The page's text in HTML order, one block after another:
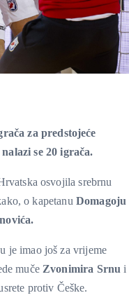
za predstojeće
se 20 igrača.
osvojila srebrnu
o kapetanu Domagoju
je imao još za vrijeme
muče Zvonimira Srnui
protiv Češke.